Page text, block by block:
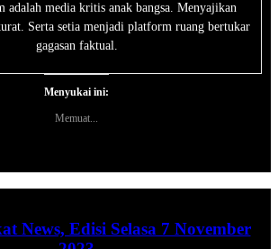
adalah media kritis anak bangsa. Menyajikan
Serta setia menjadi platform ruang bertukar
gagasan faktual.
Menyukai ini:
Memuat...
News, Edisi Selasa 7 November